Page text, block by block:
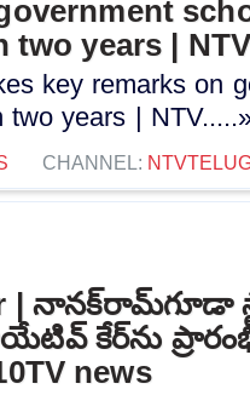
two years |
key remarks on
two years |
CHANNEL:
| నానక్‌రామ్‌గూడా
కేర్‌ను
news